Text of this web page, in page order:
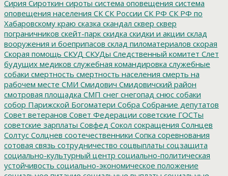
Сирия Сироткин сироты система оповещения система
оповещения населения СК СК России СК РФ СК РФ по
Хабаровскому краю сказка скандал сквер сквер
пограничников скейт-парк скидка скидки и акции склад
вооружения и боеприпасов склад пиломатериалов скорая
Скорая помощь СКУД СКУДы Следственный комитет Слет
будущих медиков служебная командировка служебные
собаки смертность смертность населения смерть на
рабочем месте СМИ Смидович Смидовичский район
смотровая площадка СМП снег снегопад снюс собаки
собор Парижской Богоматери Собра Собрание депутатов
Совет ветеранов Совет Федерации советские ГОСТы
советские зарплаты Совфед Сокол сокращения Солнцев
Солтус Солцнев соотечественники Сопка соревнования
сотовая связь сотрудничество соцвыплаты соцзащита
социально-культурный центр социально-политическая
устойчивость социально-экономическое положение